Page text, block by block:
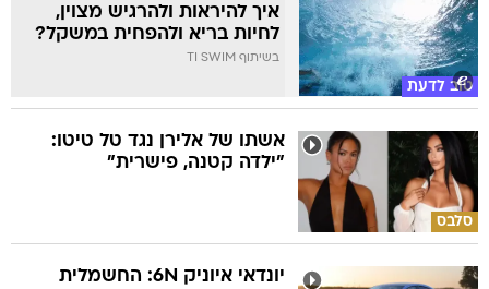
טוב לדעת
איך להיראות ולהרגיש מצוין,
לחיות בריא ולהפחית במשקל?
בשיתוף TI SWIM
סלבס
אשתו של אלירן נגד טל טיטו:
"ילדה קטנה, פישרית"
יונדאי איוניק 6N: החשמלית